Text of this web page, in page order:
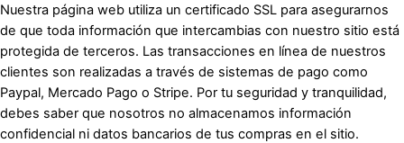
Nuestra página web utiliza un certificado SSL para asegurarnos
de que toda información que intercambias con nuestro sitio está
protegida de terceros. Las transacciones en línea de nuestros
clientes son realizadas a través de sistemas de pago como
Paypal, Mercado Pago o Stripe. Por tu seguridad y tranquilidad,
debes saber que nosotros no almacenamos información
confidencial ni datos bancarios de tus compras en el sitio.